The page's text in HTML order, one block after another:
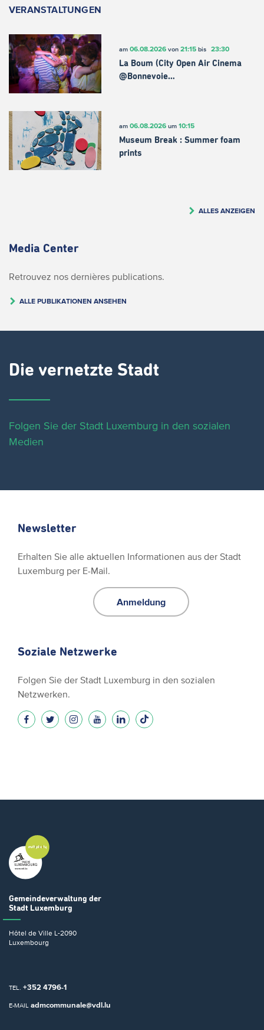
VERANSTALTUNGEN
am 06.08.2026von 21:15bis 23:30
La Boum (City Open Air Cinema
@Bonnevoie…
am 06.08.2026um 10:15
Museum Break : Summer foam
prints
ALLES ANZEIGEN
Media Center
Retrouvez nos dernières publications.
ALLE PUBLIKATIONEN ANSEHEN
Die vernetzte Stadt
Folgen Sie der Stadt Luxemburg in den sozialen
Medien
Newsletter
Erhalten Sie alle aktuellen Informationen aus der Stadt
Luxemburg per E-Mail.
Anmeldung
Soziale Netzwerke
Folgen Sie der Stadt Luxemburg in den sozialen
Netzwerken.
Gemeindeverwaltung der
Stadt Luxemburg
Hôtel de Ville L-2090
Luxembourg
TEL. +352 4796-1
E-MAIL admcommunale@vdl.lu